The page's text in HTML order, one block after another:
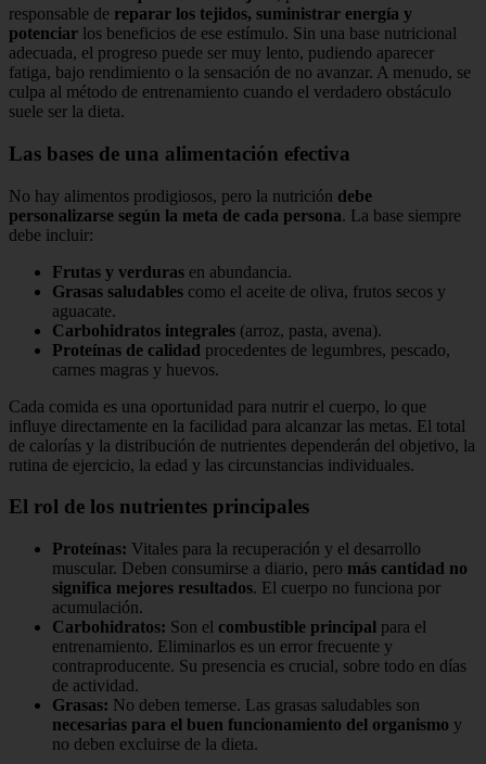
responsable de reparar los tejidos, suministrar energía y
potenciar los beneficios de ese estímulo. Sin una base nutricional
adecuada, el progreso puede ser muy lento, pudiendo aparecer
fatiga, bajo rendimiento o la sensación de no avanzar. A menudo, se
culpa al método de entrenamiento cuando el verdadero obstáculo
suele ser la dieta.
Las bases de una alimentación efectiva
No hay alimentos prodigiosos, pero la nutrición debe
personalizarse según la meta de cada persona. La base siempre
debe incluir:
Frutas y verduras en abundancia.
Grasas saludables como el aceite de oliva, frutos secos y
aguacate.
Carbohidratos integrales (arroz, pasta, avena).
Proteínas de calidad procedentes de legumbres, pescado,
carnes magras y huevos.
Cada comida es una oportunidad para nutrir el cuerpo, lo que
influye directamente en la facilidad para alcanzar las metas. El total
de calorías y la distribución de nutrientes dependerán del objetivo, la
rutina de ejercicio, la edad y las circunstancias individuales.
El rol de los nutrientes principales
Proteínas: Vitales para la recuperación y el desarrollo
muscular. Deben consumirse a diario, pero más cantidad no
significa mejores resultados. El cuerpo no funciona por
acumulación.
Carbohidratos: Son el combustible principal para el
entrenamiento. Eliminarlos es un error frecuente y
contraproducente. Su presencia es crucial, sobre todo en días
de actividad.
Grasas: No deben temerse. Las grasas saludables son
necesarias para el buen funcionamiento del organismo y
no deben excluirse de la dieta.